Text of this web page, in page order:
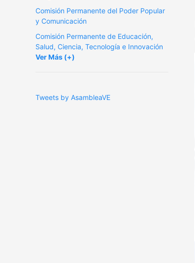
Comisión Permanente del Poder Popular
y Comunicación
Comisión Permanente de Educación,
Salud, Ciencia, Tecnología e Innovación
Ver Más (+)
Tweets by AsambleaVE